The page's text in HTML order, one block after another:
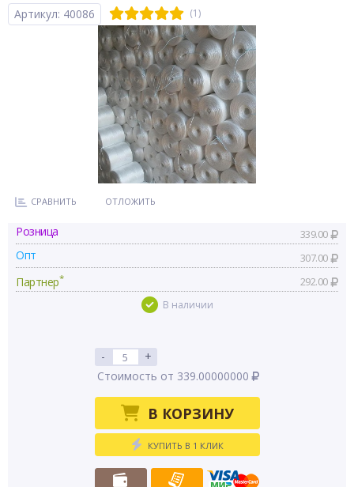
Артикул: 40086 (1)
СРАВНИТЬ ОТЛОЖИТЬ
Розница 339.00
Опт 307.00
Партнер* 292.00
В наличии
-
+
Стоимость от 339.00000000
В КОРЗИНУ
КУПИТЬ В 1 КЛИК